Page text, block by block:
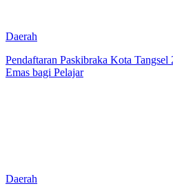
Daerah
Pendaftaran Paskibraka Kota
Emas bagi Pelajar
Daerah